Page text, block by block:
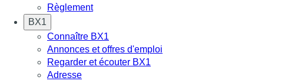
Règlement
BX1
Connaître BX1
Annonces et offres d'emploi
Regarder et écouter BX1
Adresse